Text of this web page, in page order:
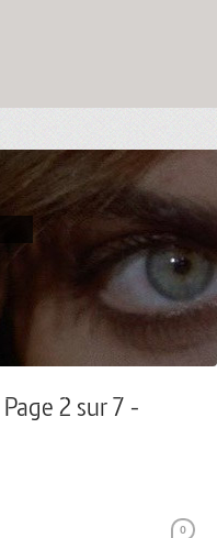
2 sur 7 -
0